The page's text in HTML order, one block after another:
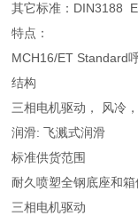
其它标准：DIN3188
特点：
MCH16/ET Standard
结构
三相电机驱动， 风冷
润滑: 飞溅式润滑
标准供货范围
耐久喷塑全钢底座和
三相电机驱动